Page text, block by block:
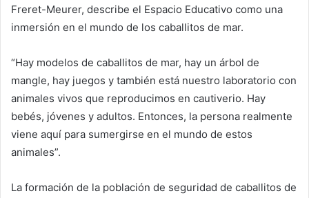
Freret-Meurer, describe el Espacio Educativo como una
inmersión en el mundo de los caballitos de mar.
“Hay modelos de caballitos de mar, hay un árbol de
mangle, hay juegos y también está nuestro laboratorio con
animales vivos que reproducimos en cautiverio. Hay
bebés, jóvenes y adultos. Entonces, la persona realmente
viene aquí para sumergirse en el mundo de estos
animales”.
La formación de la población de seguridad de caballitos de